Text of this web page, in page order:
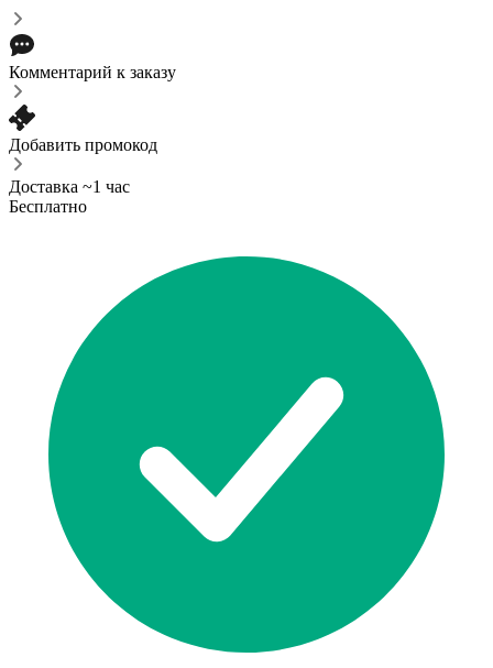
Комментарий к заказу
Добавить промокод
Доставка ~1 час
Бесплатно